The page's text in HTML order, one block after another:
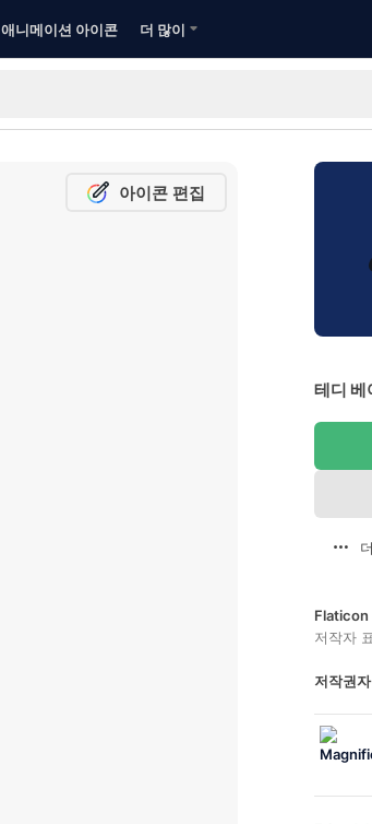
애니메이션 아이콘 더 많이
아이콘 편집
테디 베
Flaticon
저작자
저작권